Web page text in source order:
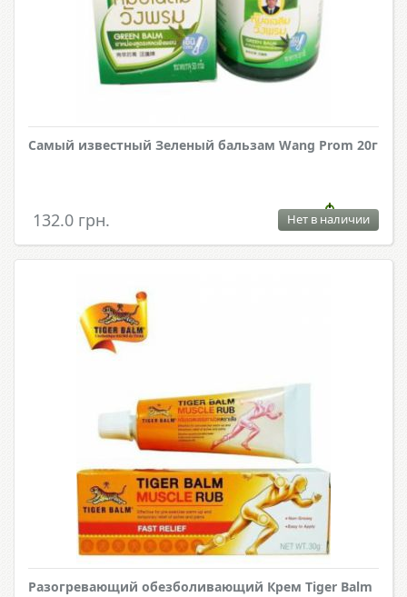
Самый известный Зеленый бальзам Wang Prom 20г
132.0 грн. Нет в наличии
Разогревающий обезболивающий Крем Tiger Balm